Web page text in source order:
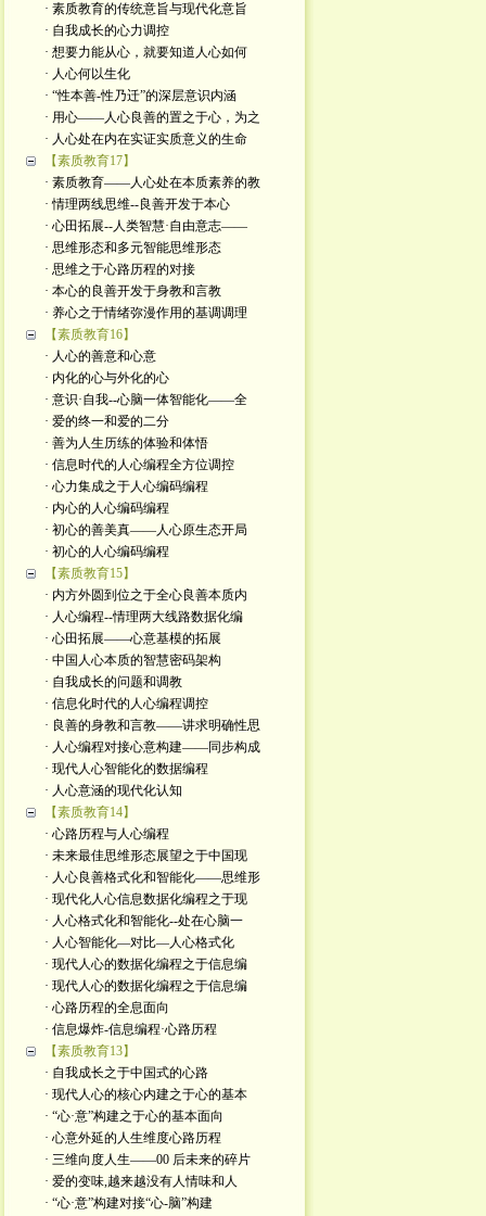
· 素质教育的传统意旨与现代化意旨
· 自我成长的心力调控
· 想要力能从心，就要知道人心如何
· 人心何以生化
· “性本善-性乃迁”的深层意识内涵
· 用心——人心良善的置之于心，为之
· 人心处在内在实证实质意义的生命
【素质教育17】
· 素质教育——人心处在本质素养的教
· 情理两线思维--良善开发于本心
· 心田拓展--人类智慧·自由意志——
· 思维形态和多元智能思维形态
· 思维之于心路历程的对接
· 本心的良善开发于身教和言教
· 养心之于情绪弥漫作用的基调调理
【素质教育16】
· 人心的善意和心意
· 内化的心与外化的心 ​
· 意识·自我--心脑一体智能化——全
· 爱的终一和爱的二分
· 善为人生历练的体验和体悟
· 信息时代的人心编程全方位调控
· 心力集成之于人心编码编程
· 内心的人心编码编程
· 初心的善美真——人心原生态开局
· 初心的人心编码编程
【素质教育15】
· 内方外圆到位之于全心良善本质内
· 人心编程--情理两大线路数据化编
· 心田拓展——心意基模的拓展
· 中国人心本质的智慧密码架构
· 自我成长的问题和调教
· 信息化时代的人心编程调控
· 良善的身教和言教——讲求明确性思
· 人心编程对接心意构建——同步构成
· 现代人心智能化的数据编程
· 人心意涵的现代化认知
【素质教育14】
· 心路历程与人心编程
· 未来最佳思维形态展望之于中国现
· 人心良善格式化和智能化——思维形
· 现代化人心信息数据化编程之于现
· 人心格式化和智能化--处在心脑一
· 人心智能化—对比—人心格式化
· 现代人心的数据化编程之于信息编
· 现代人心的数据化编程之于信息编
· 心路历程的全息面向
· 信息爆炸-信息编程·心路历程
【素质教育13】
· 自我成长之于中国式的心路
· 现代人心的核心内建之于心的基本
· “心·意”构建之于心的基本面向
· 心意外延的人生维度心路历程
· 三维向度人生——00 后未来的碎片
· 爱的变味,越来越没有人情味和人
· “心·意”构建对接“心-脑”构建